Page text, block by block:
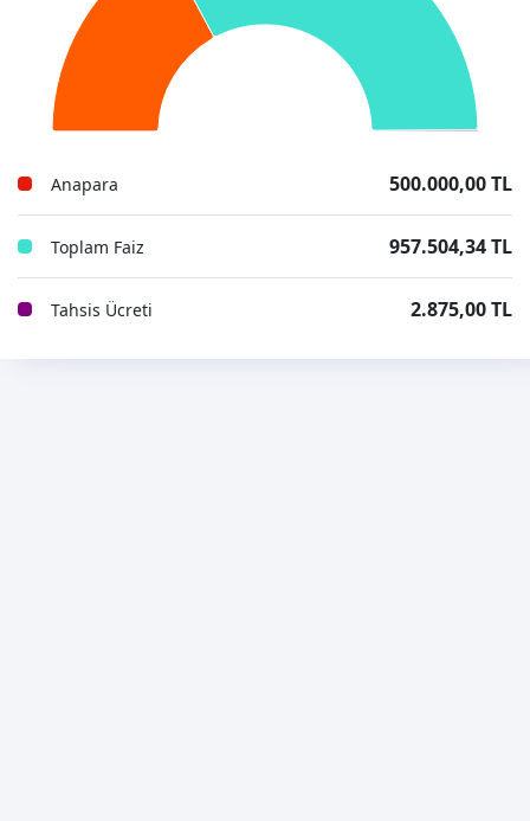
Anapara 500.000,00 TL
Toplam Faiz 957.504,34 TL
Tahsis Ücreti 2.875,00 TL